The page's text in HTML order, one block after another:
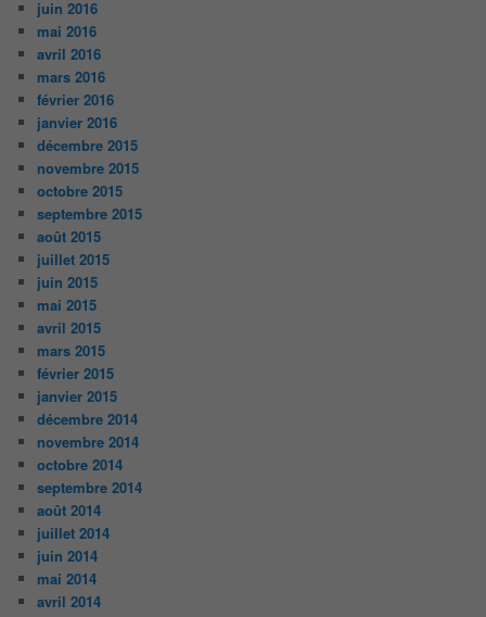
juin 2016
mai 2016
avril 2016
mars 2016
février 2016
janvier 2016
décembre 2015
novembre 2015
octobre 2015
septembre 2015
août 2015
juillet 2015
juin 2015
mai 2015
avril 2015
mars 2015
février 2015
janvier 2015
décembre 2014
novembre 2014
octobre 2014
septembre 2014
août 2014
juillet 2014
juin 2014
mai 2014
avril 2014